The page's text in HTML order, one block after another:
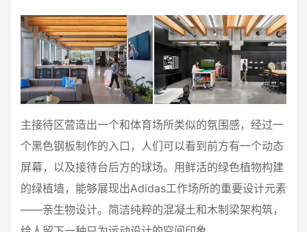
主接待区营造出一个和体育场所类似的氛围感，经过一
个黑色钢板制作的入口，人们可以看到前方有一个动态
屏幕，以及接待台后方的球场。用鲜活的绿色植物构建
的绿植墙，能够展现出Adidas工作场所的重要设计元素
——亲生物设计。简洁纯粹的混凝土和木制梁架构筑，